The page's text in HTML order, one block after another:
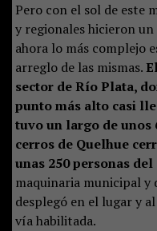
Pero con el sol de este
y regionales hicieron
ahora lo más complejo
arreglo de las mismas.
sector de Río Plata,
punto más alto casi
tuvo un largo de unos
cerros de Quelhue
unas 250 personas del
maquinaria municipal y
desplegó en el lugar y
vía habilitada.